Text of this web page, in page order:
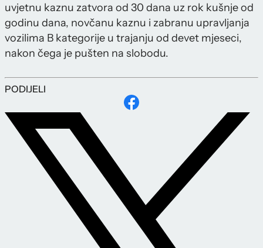
uvjetnu kaznu zatvora od 30 dana uz rok kušnje od
godinu dana, novčanu kaznu i zabranu upravljanja
vozilima B kategorije u trajanju od devet mjeseci,
nakon čega je pušten na slobodu.
PODIJELI